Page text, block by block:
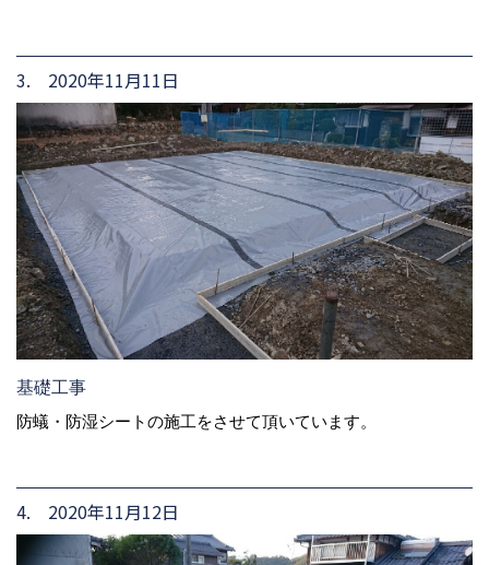
3. 2020年11月11日
基礎工事
防蟻・防湿シートの施工をさせて頂いています。
4. 2020年11月12日